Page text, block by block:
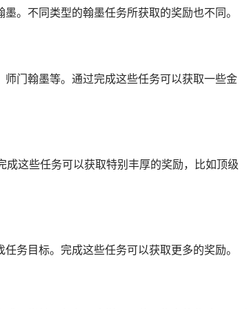
。不同类型的翰墨任务所获取的奖励也不同。
门翰墨等。通过完成这些任务可以获取一些金
这些任务可以获取特别丰厚的奖励，比如顶级
务目标。完成这些任务可以获取更多的奖励。